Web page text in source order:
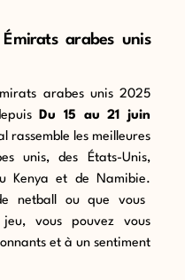
arabes unis
arabes unis 2025
Du 15 au 21 juin
rassemble les meilleures
unis, des États-Unis,
Kenya et de Namibie.
netball ou que vous
jeu, vous pouvez vous
et à un sentiment